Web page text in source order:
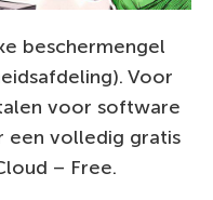
beschermengel
Voor
voor software
een volledig gratis
– Free.